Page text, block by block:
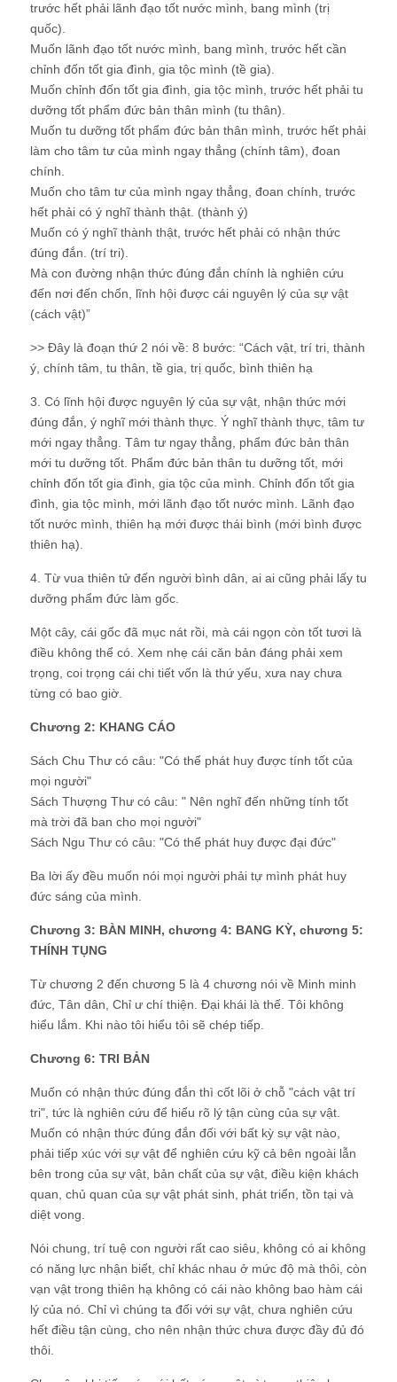
trước hết phải lãnh đạo tốt nước mình, bang mình (trị
quốc).
Muốn lãnh đạo tốt nước mình, bang mình, trước hết cần
chỉnh đốn tốt gia đình, gia tộc mình (tề gia).
Muốn chỉnh đốn tốt gia đình, gia tộc mình, trước hết phải tu
dưỡng tốt phẩm đức bản thân mình (tu thân).
Muốn tu dưỡng tốt phẩm đức bản thân mình, trước hết phải
làm cho tâm tư của mình ngay thẳng (chính tâm), đoan
chính.
Muốn cho tâm tư của mình ngay thẳng, đoan chính, trước
hết phải có ý nghĩ thành thật. (thành ý)
Muốn có ý nghĩ thành thật, trước hết phải có nhận thức
đúng đắn. (trí tri).
Mà con đường nhận thức đúng đắn chính là nghiên cứu
đến nơi đến chốn, lĩnh hội được cái nguyên lý của sự vật
(cách vật)”
>> Đây là đoạn thứ 2 nói về: 8 bước: “Cách vật, trí tri, thành
ý, chính tâm, tu thân, tề gia, trị quốc, bình thiên hạ
3. Có lĩnh hội được nguyên lý của sự vật, nhận thức mới
đúng đắn, ý nghĩ mới thành thực. Ý nghĩ thành thực, tâm tư
mới ngay thẳng. Tâm tư ngay thẳng, phẩm đức bản thân
mới tu dưỡng tốt. Phẩm đức bản thân tu dưỡng tốt, mới
chỉnh đốn tốt gia đình, gia tộc của mình. Chỉnh đốn tốt gia
đình, gia tộc mình, mới lãnh đạo tốt nước mình. Lãnh đạo
tốt nước mình, thiên hạ mới được thái bình (mới bình được
thiên hạ).
4. Từ vua thiên tử đến người bình dân, ai ai cũng phải lấy tu
dưỡng phẩm đức làm gốc.
Một cây, cái gốc đã mục nát rồi, mà cái ngọn còn tốt tươi là
điều không thể có. Xem nhẹ cái căn bản đáng phải xem
trọng, coi trọng cái chi tiết vốn là thứ yếu, xưa nay chưa
từng có bao giờ.
Chương 2: KHANG CÁO
Sách Chu Thư có câu: "Có thể phát huy được tính tốt của
mọi người"
Sách Thượng Thư có câu: " Nên nghĩ đến những tính tốt
mà trời đã ban cho mọi người"
Sách Ngu Thư có câu: "Có thể phát huy được đại đức"
Ba lời ấy đều muốn nói mọi người phải tự mình phát huy
đức sáng của mình.
Chương 3: BÀN MINH, chương 4: BANG KỲ, chương 5:
THÍNH TỤNG
Từ chương 2 đến chương 5 là 4 chương nói về Minh minh
đức, Tân dân, Chỉ ư chí thiện. Đại khái là thế. Tôi không
hiểu lắm. Khi nào tôi hiểu tôi sẽ chép tiếp.
Chương 6: TRI BẢN
Muốn có nhận thức đúng đắn thì cốt lõi ở chỗ "cách vật trí
tri", tức là nghiên cứu để hiểu rõ lý tận cùng của sự vật.
Muốn có nhận thức đúng đắn đối với bất kỳ sự vật nào,
phải tiếp xúc với sự vật để nghiên cứu kỹ cả bên ngoài lẫn
bên trong của sự vật, bản chất của sự vật, điều kiện khách
quan, chủ quan của sự vật phát sinh, phát triển, tồn tại và
diệt vong.
Nói chung, trí tuệ con người rất cao siêu, không có ai không
có năng lực nhận biết, chỉ khác nhau ở mức độ mà thôi, còn
vạn vật trong thiên hạ không có cái nào không bao hàm cái
lý của nó. Chỉ vì chúng ta đối với sự vật, chưa nghiên cứu
hết điều tận cùng, cho nên nhận thức chưa được đầy đủ đó
thôi.